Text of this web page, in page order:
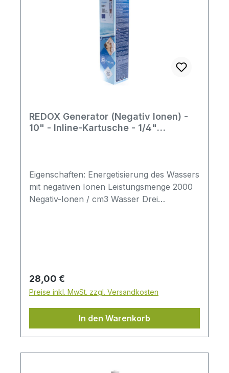
REDOX Generator (Negativ Ionen) -
10" - Inline-Kartusche - 1/4"
Eigenschaften: Energetisierung des Wassers
mit negativen Ionen Leistungsmenge 2000
Negativ-Ionen / cm3 Wasser Drei
druckgetestet Hergestellt in der EU
Regulärer Preis:
28,00 €
Preise inkl. MwSt. zzgl. Versandkosten
In den Warenkorb